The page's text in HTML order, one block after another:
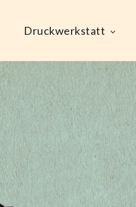
Druckwerkstatt